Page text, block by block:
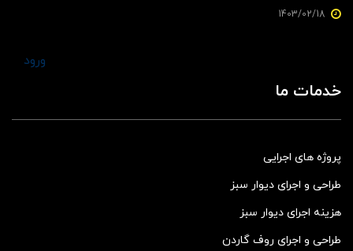
ورود
خدمات ما
پروژه های اجرایی
طراحی و اجرای دیوار سبز
هزینه اجرای دیوار سبز
طراحی و اجرای روف گاردن